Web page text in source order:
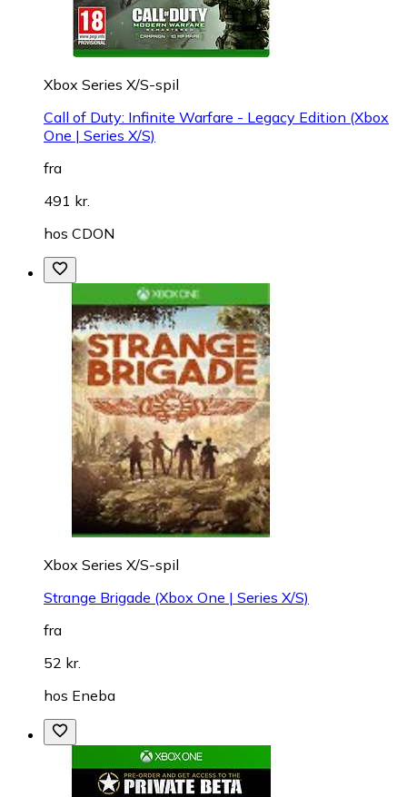
Xbox Series X/S-spil
Call of Duty: Infinite Warfare - Legacy Edition (Xbox
One | Series X/S)
fra
491 kr.
hos CDON
Xbox Series X/S-spil
Strange Brigade (Xbox One | Series X/S)
fra
52 kr.
hos Eneba